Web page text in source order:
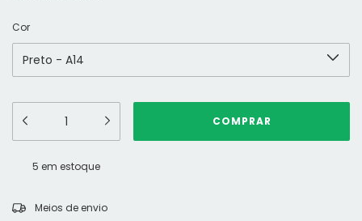
Cor
5 em estoque
Entregas para o CEP:
Meios de envio